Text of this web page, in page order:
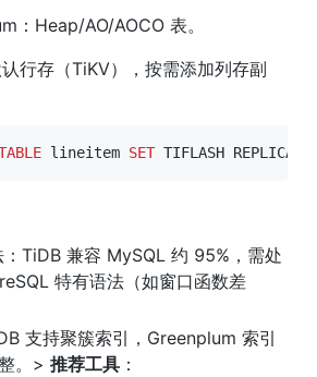
：Heap/AO/AOCO 表。
行存（TiKV），按需添加列存副
lineitem SET TIFLASH REPLICA
TiDB 兼容 MySQL 约 95%，需处
特有语法（如窗口函数差
支持聚簇索引，Greenplum 索引
。> 推荐工具 ：